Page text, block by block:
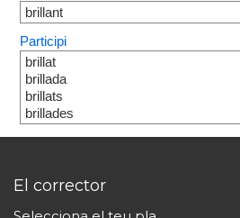
brillant
Participi
brillat
brillada
brillats
brillades
El corrector